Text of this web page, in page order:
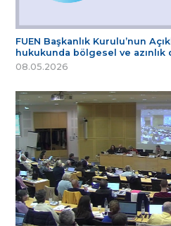
FUEN Başkanlık Kurulu’nun
hukukunda bölgesel ve
08.05.2026